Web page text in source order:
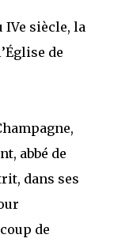
IVe siècle, la
de
abbé de
dans ses
de